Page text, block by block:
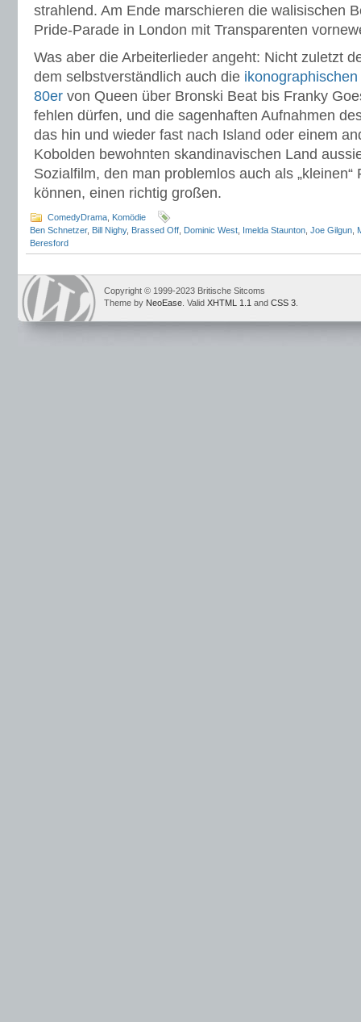
strahlend. Am Ende marschieren die walisischen
Pride-Parade in London mit Transparenten
Was aber die Arbeiterlieder angeht: Nicht zuletzt
dem selbstverständlich auch die
80er von Queen über Bronski Beat bis Franky
fehlen dürfen, und die sagenhaften Aufnahmen
das hin und wieder fast nach Island oder einem
Kobolden bewohnten skandinavischen Land
Sozialfilm, den man problemlos auch als
können, einen richtig großen.
ComedyDrama Komödie
Ben Schnetzer, Bill Nighy, Brassed Off Dominic West Imelda Staunton Joe Gilgun
Beresford
Copyright © 1999-2023 Britische Sitcoms
Theme by NeoEase . Valid XHTML 1.1 and CSS 3